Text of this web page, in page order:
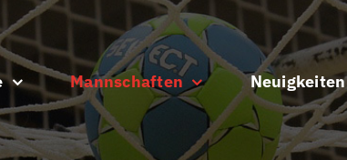
Mannschaften Neuigkeiten